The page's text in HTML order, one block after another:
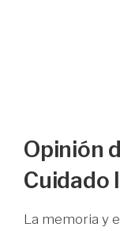
Opinión
Cuidado
La memoria y